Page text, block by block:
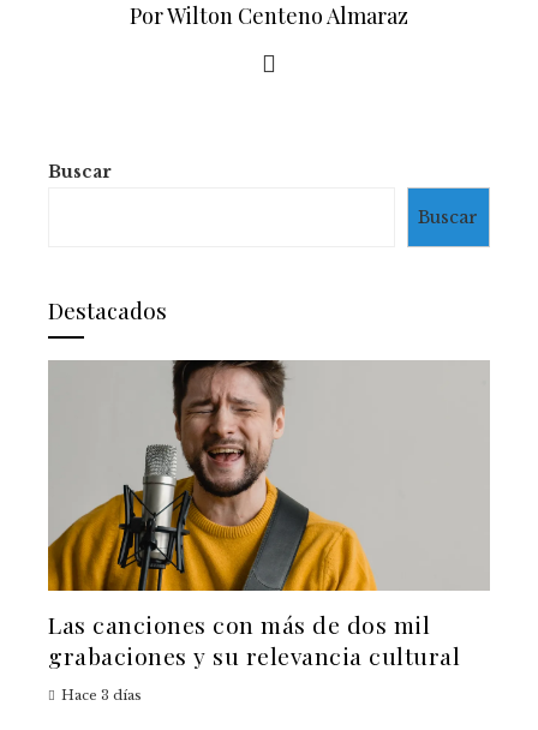
Por Wilton Centeno Almaraz
Buscar
Buscar
Destacados
Las canciones con más de dos mil
grabaciones y su relevancia cultural
Hace 3 días